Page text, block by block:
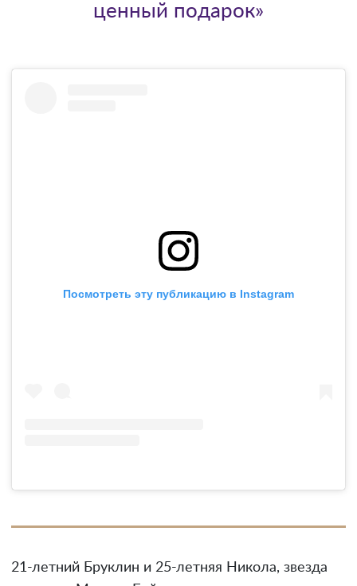
ценный подарок»
Посмотреть эту публикацию в Instagram
21-летний Бруклин и 25-летняя Никола, звезда